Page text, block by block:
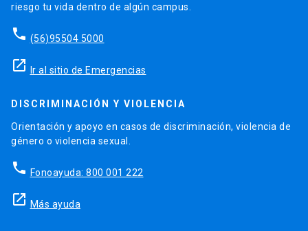
riesgo tu vida dentro de algún campus.
phone (56)95504 5000
launch Ir al sitio de Emergencias
DISCRIMINACIÓN Y VIOLENCIA
Orientación y apoyo en casos de discriminación, violencia de
género o violencia sexual.
phone Fonoayuda: 800 001 222
launch Más ayuda